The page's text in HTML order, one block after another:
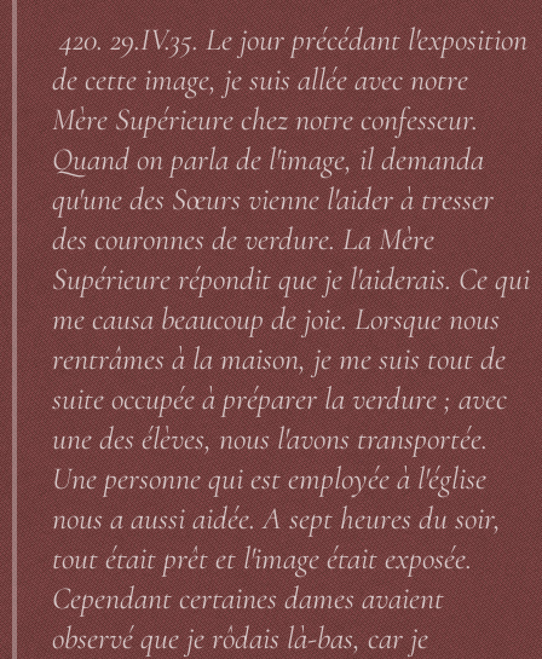
420. 29.IV.35. Le jour précédant l'exposition
de cette image, je suis allée avec notre
Mère Supérieure chez notre confesseur.
Quand on parla de l'image, il demanda
qu'une des Sœurs vienne l'aider à tresser
des couronnes de verdure. La Mère
Supérieure répondit que je l'aiderais. Ce qui
me causa beaucoup de joie. Lorsque nous
rentrâmes à la maison, je me suis tout de
suite occupée à préparer la verdure ; avec
une des élèves, nous l'avons transportée.
Une personne qui est employée à l'église
nous a aussi aidée. A sept heures du soir,
tout était prêt et l'image était exposée.
Cependant certaines dames avaient
observé que je rôdais là-bas, car je